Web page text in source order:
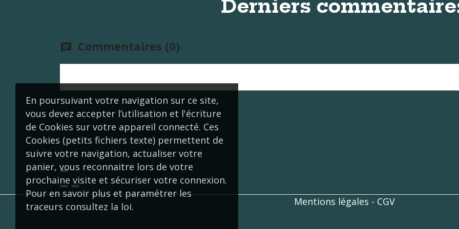
En poursuivant votre navigation sur ce site,
vous devez accepter l’utilisation et l'écriture
de Cookies sur votre appareil connecté. Ces
Cookies (petits fichiers texte) permettent de
suivre votre navigation, actualiser votre
panier, vous reconnaitre lors de votre
prochaine visite et sécuriser votre connexion.
Pour en savoir plus et paramétrer les
traceurs consultez la loi.
Derniers
chat Commentaires (0)
Mentions légales - CGV